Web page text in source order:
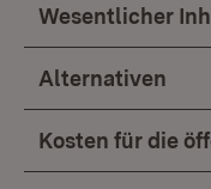
Wesentlicher
Alternativen
Kosten für die